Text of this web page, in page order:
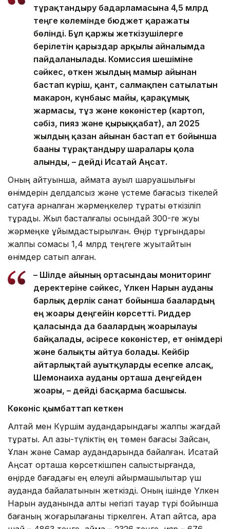
тұрақтандыру бағдарламасына 4,5 млрд
теңге көлемінде бюджет қаражаты
бөлінді. Бұл қаржы жеткізушілерге
берілетін қарыздар арқылы айналымда
пайдаланылады. Комиссия шешіміне
сәйкес, өткен жылдың мамыр айынан
бастап күріш, қант, салмақпен сатылатын
макарон, күнбағыс майы, қарақұмық
жармасы, тұз және көкөністер (картоп,
сәбіз, пияз және қырыққабат), ал 2025
жылдың қазан айынан бастап ет бойынша
бағаны тұрақтандыру шаралары қолға
алынды, – дейді Исатай Аңсат.
Оның айтуынша, аймақта ауыл шаруашылығы
өнімдерін делдалсыз және үстеме бағасыз тікелей
сатуға арналған жәрмеңкелер тұрақты өткізіліп
тұрады. Жыл басталғалы осындай 300-ге жуық
жәрмеңке ұйымдастырылған. Өңір тұрғындары
жалпы сомасы 1,4 млрд теңгеге жуықтайтын
өнімдер сатып алған.
– Шілде айының ортасындағы мониторинг
деректеріне сәйкес, Үлкен Нарын ауданы
барлық дерлік санат бойынша бағалардың
ең жоғары деңгейін көрсетті. Риддер
қаласында да бағалардың жоғарылауы
байқалады, әсіресе көкөністер, ет өнімдері
және балықты айтуға болады. Кейбір
айтарлықтай ауытқуларды есепке алсақ,
Шемонаиха ауданы орташа деңгейден
жоғары, – дейді басқарма басшысы.
Көкөніс қымбаттап кеткен
Алтай мен Күршім аудандарындағы жалпы жағдай
тұрақты. Ал азық-түліктің ең төмен бағасы Зайсан,
Ұлан және Самар аудандарында байқалған. Исатай
Аңсат орташа көрсеткішпен салыстырғанда,
өңірде бағадағы ең елеулі айырмашылықтар үш
ауданда байқалатынын жеткізді. Оның ішінде Үлкен
Нарын ауданында алты негізгі тауар түрі бойынша
бағаның жоғарылағаны тіркелген. Атап айтсақ, қара